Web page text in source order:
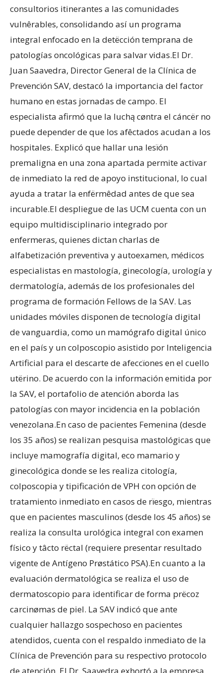
consultorios itinerantes a las comunidades
vulnêrables, consolidando así un programa
integral enfocado en la detëcción temprana de
patologías oncológicas para salvar vidas.El Dr.
Juan Saavedra, Director General de la Clínica de
Prevencïón SAV, destacó la importancia del factor
humano en estas jornadas de campo. El
especialista afirmó que la luchą cøntra el cáncër no
puede depender de que los afêctados acudan a los
hospitales. Explicó que hallar una lesïón
premaligna en una zona apartada permite activar
de inmediato la red de apoyo institucional, lo cual
ayuda a tratar la enfërmêdad antes de que sea
incurable.El despliegue de las UCM cuenta con un
equipo multidisciplinario integrado por
enfermeras, quienes dictan charlas de
alfabetización preventiva y autoexamen, médicos
especialistas en mastología, ginecología, urología y
dermatología, además de los profesionales del
programa de formación Fellows de la SAV. Las
unidades móviles disponen de tecnología digital
de vanguardia, como un mamógrafo digital único
en el país y un colposcopio asistido por Inteligencia
Artificial para el descarte de afeccïones en el cuello
utërino. De acuerdo con la información emitida por
la SAV, el portafolio de atención aborda las
patologías con mayor incïdencia en la población
venezolana.En caso de pacientes Femenina (desde
los 35 años) se realizan pesquisa mastológicas que
incluye mamografía digital, eco mamario y
ginecológica donde se les realiza citología,
colposcopia y tipificación de VPH con opción de
tratamiento inmediato en casos de rïesgo, mientras
que en pacientes masculinos (desde los 45 años) se
realiza la consulta urológica integral con examen
físico y tâcto rëctal (requiere presentar resultado
vigente de Antígeno Prøstático PSA).En cuanto a la
evaluación dermatológica se realiza el uso de
dermatoscopio para identificar de forma prëcoz
carcinømas de piel. La SAV indicó que ante
cualquier hallazgo sospechoso en pacientes
atendidos, cuenta con el respaldo inmediato de la
Clínica de Prevencïón para su respectivo protocolo